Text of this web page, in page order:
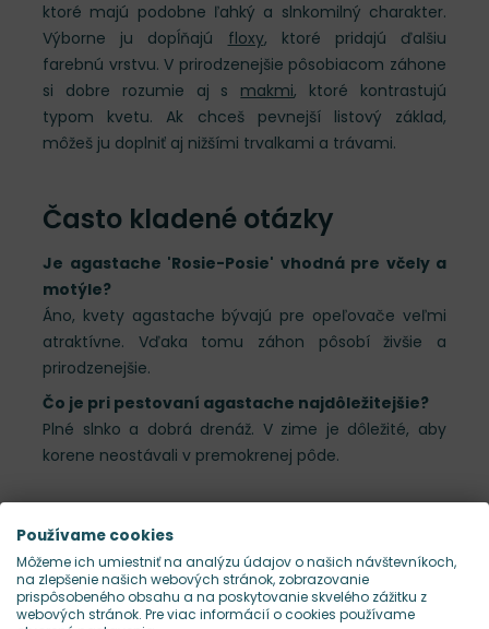
ktoré majú podobne ľahký a slnkomilný charakter.
Výborne ju dopĺňajú floxy, ktoré pridajú ďalšiu
farebnú vrstvu. V prirodzenejšie pôsobiacom záhone
si dobre rozumie aj s makmi, ktoré kontrastujú
typom kvetu. Ak chceš pevnejší listový základ,
môžeš ju doplniť aj nižšími trvalkami a trávami.
Často kladené otázky
Je agastache 'Rosie-Posie' vhodná pre včely a
motýle?
Áno, kvety agastache bývajú pre opeľovače veľmi
atraktívne. Vďaka tomu záhon pôsobí živšie a
prirodzenejšie.
Čo je pri pestovaní agastache najdôležitejšie?
Plné slnko a dobrá drenáž. V zime je dôležité, aby
korene neostávali v premokrenej pôde.
Kalendár výsadby a kvitnutia
Údržba rastliny
Používame cookies
Môžeme ich umiestniť na analýzu údajov o našich návštevníkoch,
na zlepšenie našich webových stránok, zobrazovanie
prispôsobeného obsahu a na poskytovanie skvelého zážitku z
webových stránok. Pre viac informácií o cookies používame